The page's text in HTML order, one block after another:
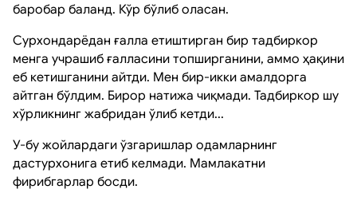
баробар баланд. Кўр бўлиб оласан.
Сурхондарёдан ғалла етиштирган бир тадбиркор
менга учрашиб ғалласини топширганини, аммо ҳақини
еб кетишганини айтди. Мен бир-икки амалдорга
айтган бўлдим. Бирор натижа чиқмади. Тадбиркор шу
хўрликнинг жабридан ўлиб кетди...
У-бу жойлардаги ўзгаришлар одамларнинг
дастурхонига етиб келмади. Мамлакатни
фирибгарлар босди.